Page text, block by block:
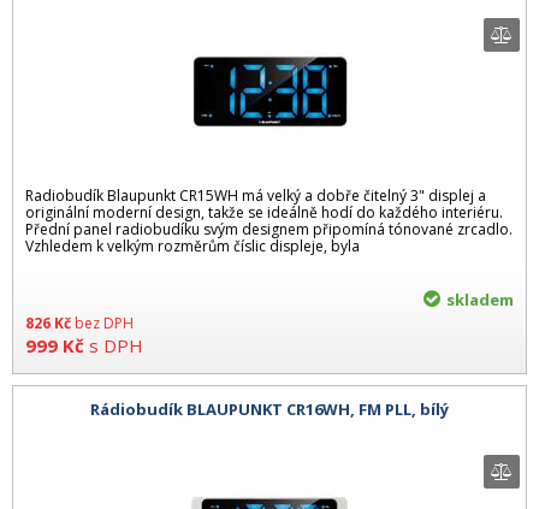
Radiobudík Blaupunkt CR15WH má velký a dobře čitelný 3" displej a
originální moderní design, takže se ideálně hodí do každého interiéru.
Přední panel radiobudíku svým designem připomíná tónované zrcadlo.
Vzhledem k velkým rozměrům číslic displeje, byla
826 Kč bez DPH
999 Kč s DPH
skladem
Rádiobudík BLAUPUNKT CR16WH, FM PLL, bílý